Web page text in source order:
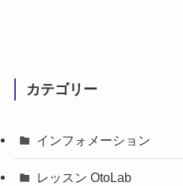
カテゴリー
インフォメーション
レッスン OtoLab